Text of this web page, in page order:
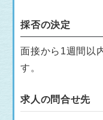
採否の決定
面接から1週間以
す。
求人の問合せ先